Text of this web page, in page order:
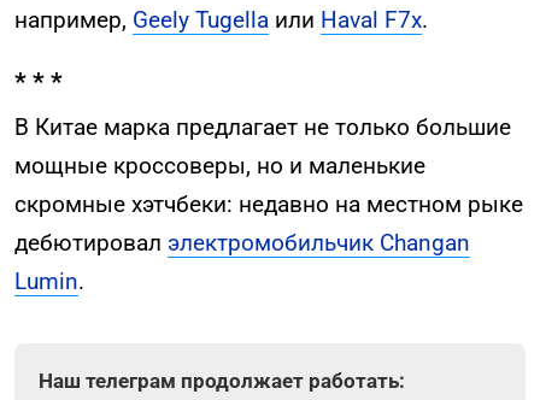
например, Geely Tugella или Haval F7x.
* * *
В Китае марка предлагает не только большие
мощные кроссоверы, но и маленькие
скромные хэтчбеки: недавно на местном рыке
дебютировал электромобильчик Changan
Lumin.
Наш телеграм продолжает работать: